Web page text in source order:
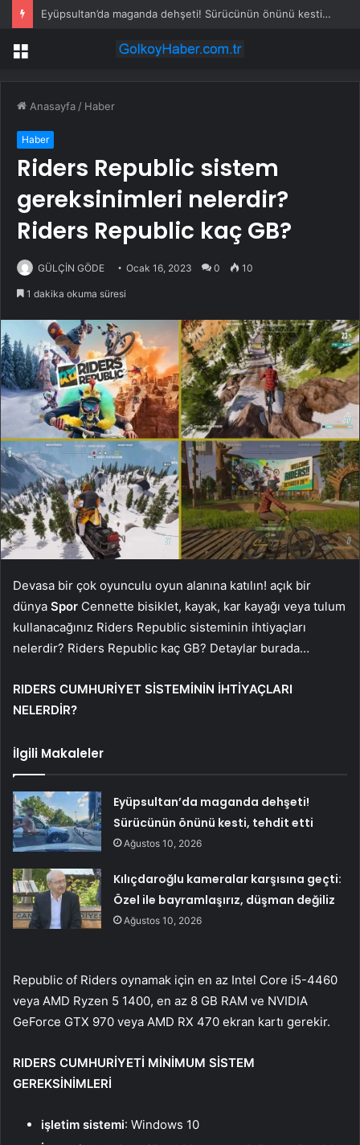
Eyüpsultan’da maganda dehşeti! Sürücünün önünü kesti, tehdit etti
Menü
Anasayfa / Haber
Haber
Riders Republic sistem
gereksinimleri nelerdir?
Riders Republic kaç GB?
GÜLÇİN GÖDE Ocak 16, 2023 0 10
1 dakika okuma süresi
Devasa bir çok oyunculu oyun alanına katılın! açık bir
dünya Spor Cennette bisiklet, kayak, kar kayağı veya tulum
kullanacağınız Riders Republic sisteminin ihtiyaçları
nelerdir? Riders Republic kaç GB? Detaylar burada…
RIDERS CUMHURİYET SİSTEMİNİN İHTİYAÇLARI
NELERDİR?
İlgili Makaleler
Eyüpsultan’da maganda dehşeti!
Sürücünün önünü kesti, tehdit etti
Ağustos 10, 2026
Kılıçdaroğlu kameralar karşısına geçti:
Özel ile bayramlaşırız, düşman değiliz
Ağustos 10, 2026
Republic of Riders oynamak için en az Intel Core i5-4460
veya AMD Ryzen 5 1400, en az 8 GB RAM ve NVIDIA
GeForce GTX 970 veya AMD RX 470 ekran kartı gerekir.
RIDERS CUMHURİYETİ MİNİMUM SİSTEM
GEREKSİNİMLERİ
işletim sistemi: Windows 10